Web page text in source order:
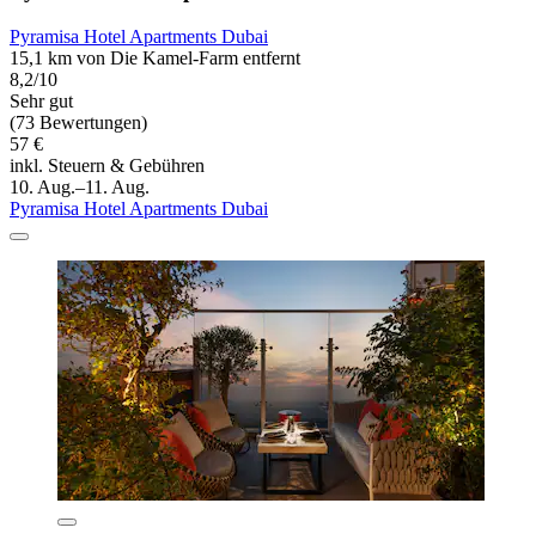
Pyramisa Hotel Apartments Dubai
15,1 km von Die Kamel-Farm entfernt
8,2/10
Sehr gut
(73 Bewertungen)
57 €
inkl. Steuern & Gebühren
10. Aug.–11. Aug.
Pyramisa Hotel Apartments Dubai